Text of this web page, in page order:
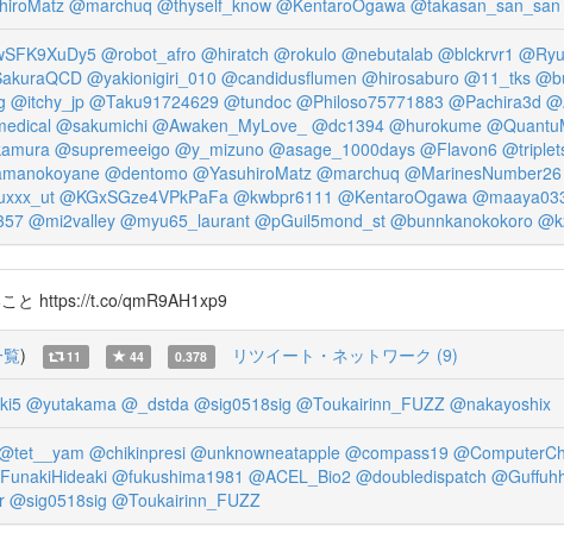
@robot_afro @hiratch @rokulo @nebutalab @blckrvr1
@yakionigiri_010 @candidusflumen @hirosaburo @11_tks
@itchy_jp @Taku91724629 @tundoc @Philoso75771883 @Pachira3d
@sakumichi @Awaken_MyLove_ @dc1394 @hurokume
@supremeeigo @y_mizuno @asage_1000days @Flavon6
@dentomo @YasuhiroMatz @marchuq @MarinesNumber26
@KGxSGze4VPkPaFa @kwbpr6111 @KentaroOgawa
@mi2valley @myu65_laurant @pGuil5mond_st @bunnkanokokoro
と https://t.co/qmR9AH1xp9
) 11 44 0.378 リツイート・ネットワーク (9)
@yutakama @_dstda @sig0518sig @Toukairinn_FUZZ @nakayoshix
@chikinpresi @unknowneatapple @compass19
@fukushima1981 @ACEL_Bio2 @doubledispatch
@sig0518sig @Toukairinn_FUZZ